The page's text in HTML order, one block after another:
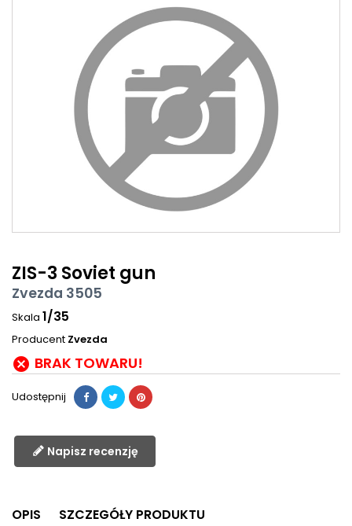
ZIS-3 Soviet gun
Zvezda 3505
Skala 1/35
Producent Zvezda
 BRAK TOWARU!
Udostępnij
Napisz recenzję
OPIS
SZCZEGÓŁY PRODUKTU